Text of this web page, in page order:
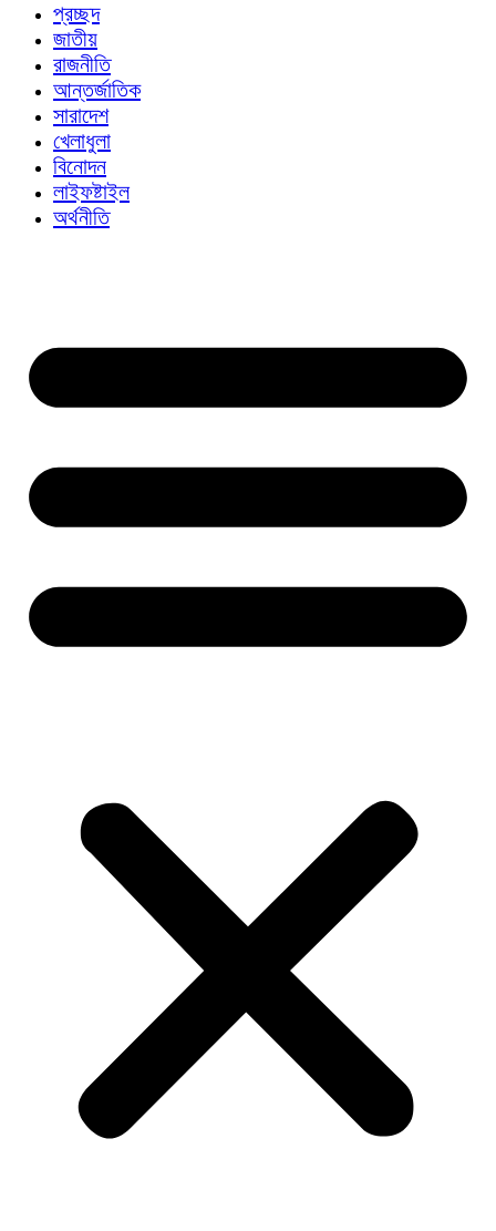
প্রচ্ছদ
জাতীয়
রাজনীতি
আন্তর্জাতিক
সারাদেশ
খেলাধুলা
বিনোদন
লাইফষ্টাইল
অর্থনীতি